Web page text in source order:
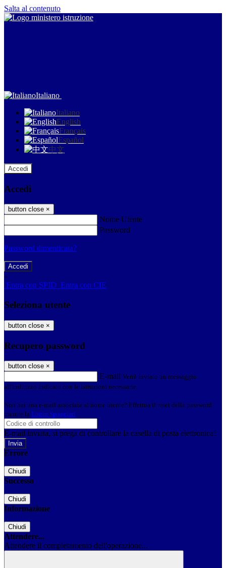
Salta al contenuto
Italiano
Italiano
English
Français
Español
中文
Accedi
Accedi
button close ×
Nome Utente
Password
Password dimenticata?
-
Entra con SPID Entra con CIE
Seleziona utente
button close ×
Recupero password
button close ×
E-mail Verrà inviato un messaggio
all'indirizzo indicato con le istruzioni necessarie.
Non hai una e-mail associata al nome utente? Effettua il reset della password
tramite la Login Spaggiari
E-mail inviata, si prega di controllare la casella di posta elettronica!
Errore
Chiudi
Successo
Chiudi
Informazione
Chiudi
Attendere...
Attendere il completamento dell'operazione...